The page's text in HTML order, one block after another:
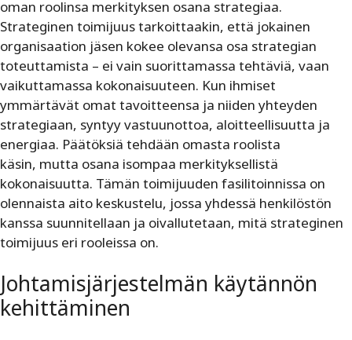
oman roolinsa merkityksen osana strategiaa.
Strateginen toimijuus tarkoittaakin, että jokainen
organisaation jäsen kokee olevansa osa strategian
toteuttamista – ei vain suorittamassa tehtäviä, vaan
vaikuttamassa kokonaisuuteen. Kun ihmiset
ymmärtävät omat tavoitteensa ja niiden yhteyden
strategiaan, syntyy vastuunottoa, aloitteellisuutta ja
energiaa. Päätöksiä tehdään omasta roolista
käsin, mutta osana isompaa merkityksellistä
kokonaisuutta. Tämän toimijuuden fasilitoinnissa on
olennaista aito keskustelu, jossa yhdessä henkilöstön
kanssa suunnitellaan ja oivallutetaan, mitä strateginen
toimijuus eri rooleissa on.
Johtamisjärjestelmän käytännön
kehittäminen